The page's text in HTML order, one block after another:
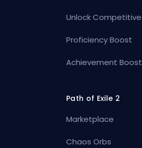
Unlock Competitive
Proficiency Boost
Achievement Boost
Path of Exile 2
Marketplace
Chaos Orbs